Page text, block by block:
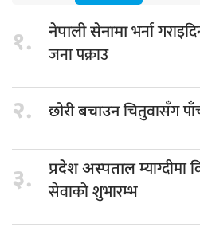
१. नेपाली सेनामाभर्ना
जना पक्राउ
२. छोरी बचाउनचितुवासँग
३. प्रदेश अस्पतालम्याग्दीमा
सेवाको शुभारम्भ